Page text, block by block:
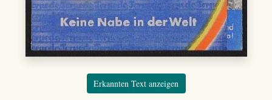
Erkannten Text anzeigen